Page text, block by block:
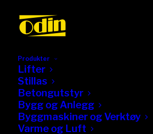
Produkter
Lifter
Stillas
Betongutstyr
Bygg og Anlegg
Byggmaskiner og Verktøy
Varme og Luft